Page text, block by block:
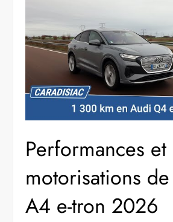
Performances et
motorisations de
A4 e-tron 2026